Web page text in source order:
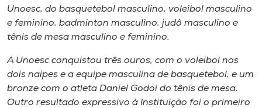
Unoesc, do basquetebol masculino, voleibol masculino
e feminino, badminton masculino, judô masculino e
tênis de mesa masculino e feminino.
A Unoesc conquistou três ouros, com o voleibol nos
dois naipes e a equipe masculina de basquetebol, e um
bronze com o atleta Daniel Godoi do tênis de mesa.
Outro resultado expressivo à Instituição foi o primeiro